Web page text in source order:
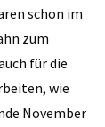
schon im
zum
für die
wie
November